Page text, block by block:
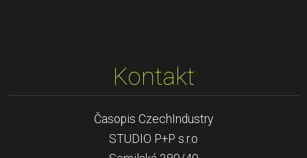
Kontakt
Časopis CzechIndustry
STUDIO P+P s.r.o